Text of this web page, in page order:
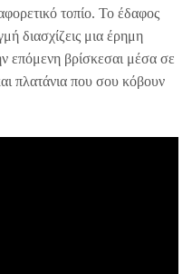
τοπίο. Το έδαφος
διασχίζεις μια έρημη
επόμενη βρίσκεσαι μέσα σε
πλατάνια που σου κόβουν